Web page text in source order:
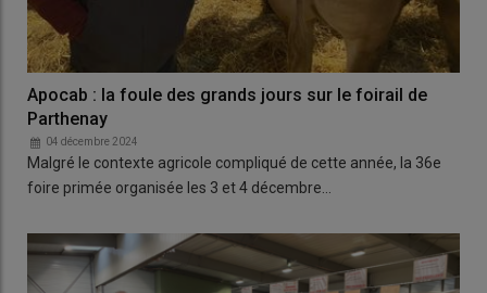
Apocab : la foule des grands jours sur le foirail de
Parthenay
04 décembre 2024
Malgré le contexte agricole compliqué de cette année, la 36e
foire primée organisée les 3 et 4 décembre…